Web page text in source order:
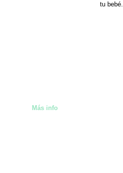
tu bebé.
Más info